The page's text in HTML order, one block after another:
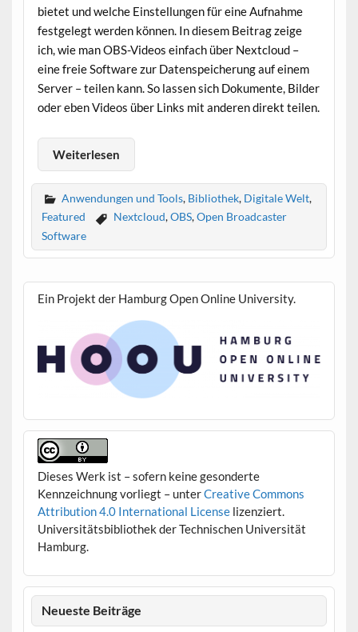
bietet und welche Einstellungen für eine Aufnahme
festgelegt werden können. In diesem Beitrag zeige
ich, wie man OBS-Videos einfach über Nextcloud –
eine freie Software zur Datenspeicherung auf einem
Server – teilen kann. So lassen sich Dokumente, Bilder
oder eben Videos über Links mit anderen direkt teilen.
Weiterlesen
Anwendungen und Tools, Bibliothek, Digitale Welt,
Featured
Nextcloud,OBS,Open Broadcaster
Software
Ein Projekt der Hamburg Open Online University.
Dieses Werk ist – sofern keine gesonderte
Kennzeichnung vorliegt – unterCreative Commons
Attribution 4.0 International Licenselizenziert.
Universitätsbibliothek der Technischen Universität
Hamburg.
Neueste Beiträge